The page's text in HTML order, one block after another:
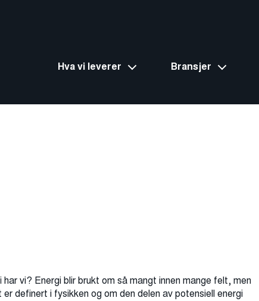
Hva vi leverer Bransjer
vi? Energi blir brukt om så mangt innen mange felt, men
definert i fysikken og om den delen av potensiell energi